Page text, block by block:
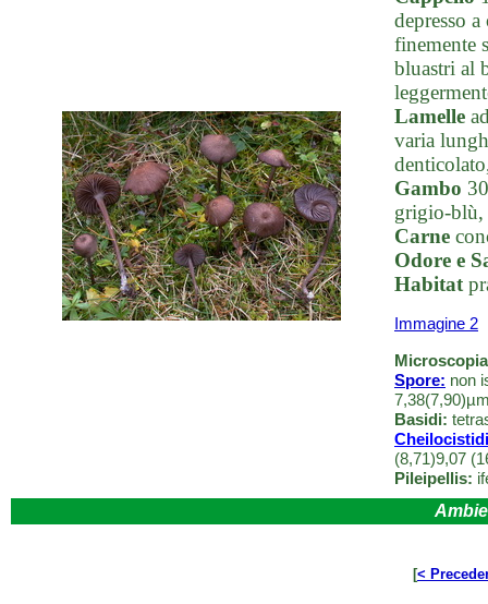
depresso
finemente
bluastri al
Lamelle
varia
Gambo
grigio-blù,
Carne
Odore e
Habitat
Immagine 2
Spore: non
Basidi:
(8,71)9,07
Pileipellis:
[<